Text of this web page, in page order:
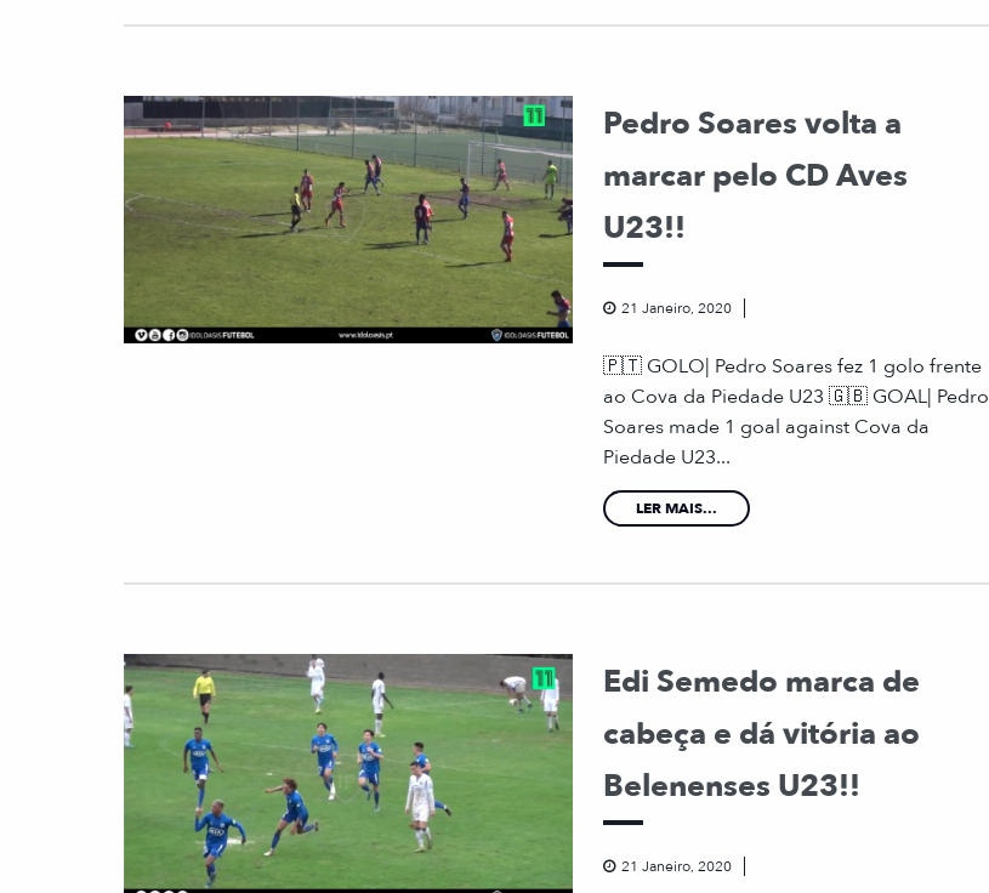
Pedro Soares volta a
marcar pelo CD Aves
U23!!
21 Janeiro, 2020
🇵🇹 GOLO| Pedro Soares fez 1 golo frente
ao Cova da Piedade U23 🇬🇧 GOAL| Pedro
Soares made 1 goal against Cova da
Piedade U23...
LER MAIS...
Edi Semedo marca de
cabeça e dá vitória ao
Belenenses U23!!
21 Janeiro, 2020